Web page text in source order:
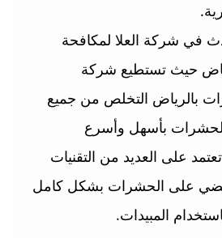
في شركة العلا لمكافحة
حيث تستطيع شركة
بالرياض التخلص من جميع
بأسهل وأسرع
تعتمد على العديد من التقنيات
تقضي على الحشرات بشكل كامل
المبيدات.